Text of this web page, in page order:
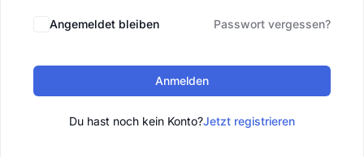
Angemeldet bleiben Passwort vergessen?
Anmelden
Du hast noch kein Konto?Jetzt registrieren